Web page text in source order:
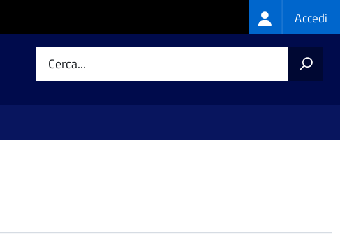
Login
menu
Accedi
Cerca...